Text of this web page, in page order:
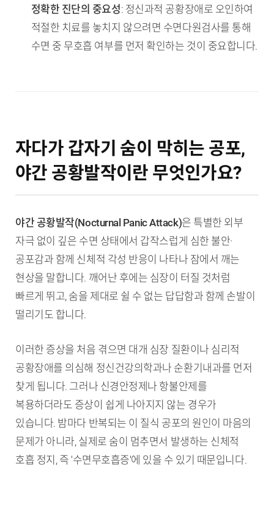
정확한 진단의 중요성: 정신과적 공황장애로 오인하여
적절한 치료를 놓치지 않으려면 수면다원검사를 통해
수면 중 무호흡 여부를 먼저 확인하는 것이 중요합니다.
자다가 갑자기 숨이 막히는 공포,
야간 공황발작이란 무엇인가요?
야간 공황발작(Nocturnal Panic Attack)은 특별한 외부
자극 없이 깊은 수면 상태에서 갑작스럽게 심한 불안·
공포감과 함께 신체적 각성 반응이 나타나 잠에서 깨는
현상을 말합니다. 깨어난 후에는 심장이 터질 것처럼
빠르게 뛰고, 숨을 제대로 쉴 수 없는 답답함과 함께 손발이
떨리기도 합니다.
이러한 증상을 처음 겪으면 대개 심장 질환이나 심리적
공황장애를 의심해 정신건강의학과나 순환기내과를 먼저
찾게 됩니다. 그러나 신경안정제나 항불안제를
복용하더라도 증상이 쉽게 나아지지 않는 경우가
있습니다. 밤마다 반복되는 이 질식 공포의 원인이 마음의
문제가 아니라, 실제로 숨이 멈추면서 발생하는 신체적
호흡 정지, 즉 '수면무호흡증'에 있을 수 있기 때문입니다.